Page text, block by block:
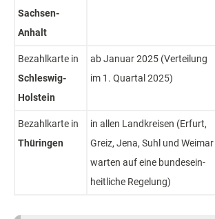
Sachs­en-
Anhalt
Bezahl­karte in
Schles­wig-
Hol­stein
ab Januar 2025 (Ver­teilung
im 1. Quar­tal 2025)
Bezahl­karte in
Thü­ringen
in allen Land­kreis­en (Er­furt,
Greiz, Je­na, Suhl und Wei­mar
warten auf eine bun­desein­
heit­liche Re­gelung)